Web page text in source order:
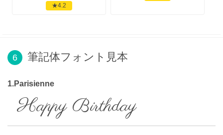
★4.2
6 筆記体フォント見本
1.Parisienne
Happy Birthday